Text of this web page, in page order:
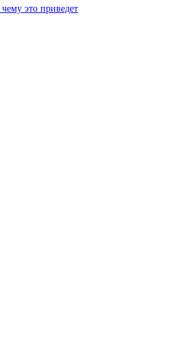
это приведет